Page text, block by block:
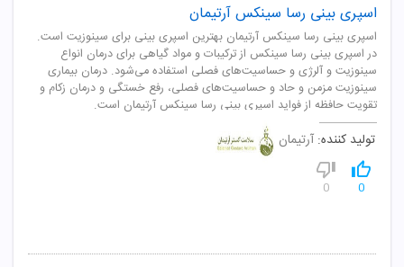
اسپری بینی رسا سینکس آرتیمان
اسپری بینی رسا سینکس آرتیمان بهترین اسپری بینی برای سینوزیت است.
در اسپری بینی رسا سینکس از ترکیبات و مواد گیاهی برای درمان انواع
سینوزیت و آلرژی و حساسیت‌های فصلی استفاده می‌شود. درمان بیماری
سینوزیت مزمن و حاد و حساسیت‌های فصلی، رفع خستگی و درمان زکام و
تقویت حافظه از فواید اسپری بینی رسا سینکس آرتیمان است.
تولید کننده: آرتیمان
0
0